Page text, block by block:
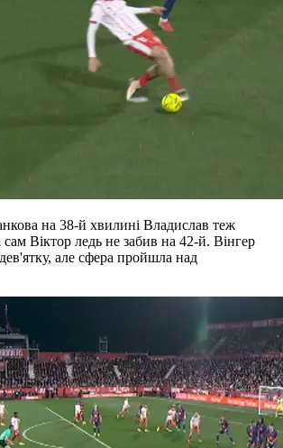
на 38-й хвилині Владислав теж
сам Віктор ледь не забив на 42-й. Вінгер
але сфера пройшла над